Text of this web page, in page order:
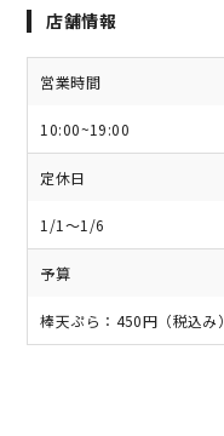
店舗情報
営業時間
10:00~19:00
定休日
1/1～1/6
予算
棒天ぷら：450円（税込み）